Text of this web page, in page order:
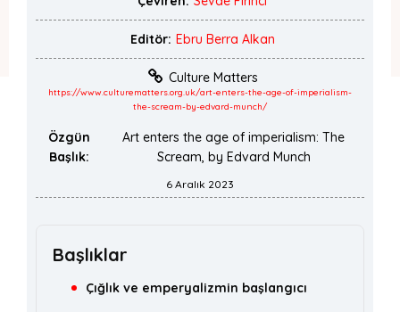
Editör: Ebru Berra Alkan
Culture Matters
https://www.culturematters.org.uk/art-enters-the-age-of-imperialism-
the-scream-by-edvard-munch/
Özgün
Başlık:
Art enters the age of imperialism: The
Scream, by Edvard Munch
6 Aralık 2023
Başlıklar
Çığlık ve emperyalizmin başlangıcı